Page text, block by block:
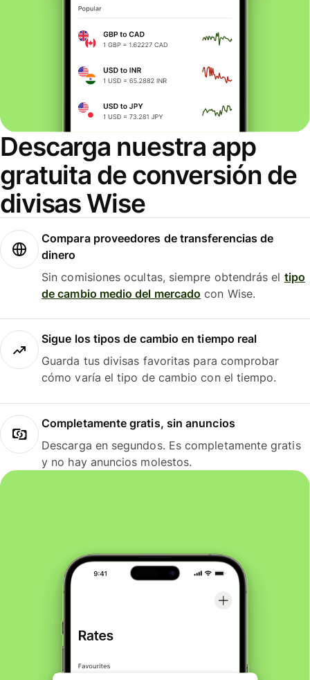
Descarga nuestra app
gratuita de conversión de
divisas Wise
Compara proveedores de transferencias de
dinero
Sin comisiones ocultas, siempre obtendrás el tipo
de cambio medio del mercado con Wise.
Sigue los tipos de cambio en tiempo real
Guarda tus divisas favoritas para comprobar
cómo varía el tipo de cambio con el tiempo.
Completamente gratis, sin anuncios
Descarga en segundos. Es completamente gratis
y no hay anuncios molestos.